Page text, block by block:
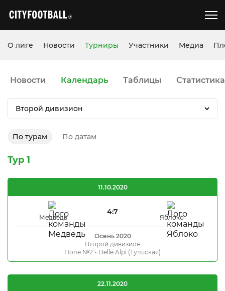
О лиге Новости Турниры Участники Медиа
Новости Календарь Таблицы Статистика
Второй дивизион
По турам По датам
Тур 1
Медведь
4:7
Яблоко
11.10.2020
Осень 2020
Второй дивизион
Поле №2 - Delle Alpi (Тульская)
22.11.2020